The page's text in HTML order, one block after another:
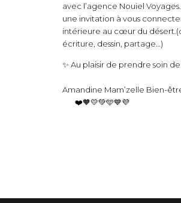
avec l’agence Nouiel
une invitation à vous
intérieure au cœur du
écriture, dessin, partage…)
✨ Au plaisir de prendre soin de
Amandine Mam’zelle Bien-
❤️🧡💛💚🩵💙💜